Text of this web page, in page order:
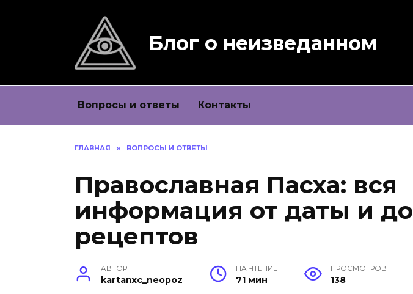
Блог о неизведанном
Вопросы и ответы Контакты
ГЛАВНАЯ » ВОПРОСЫ И ОТВЕТЫ
Православная Пасха: вся
информация от даты и до
рецептов
АВТОР
kartanxc_neopoz
НА ЧТЕНИЕ
71 мин
ПРОСМОТРОВ
138